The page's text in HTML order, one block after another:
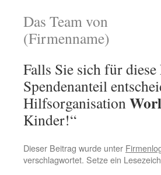
Das Team von
(Firmenname)
Falls Sie sich für
Spendenanteil
Hilfsorganisation
Kinder!“
Dieser Beitrag wurde unter
verschlagwortet. Setze ein